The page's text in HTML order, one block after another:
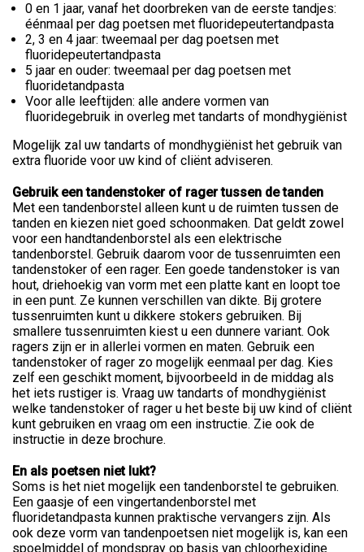
0 en 1 jaar, vanaf het doorbreken van de eerste tandjes:
éénmaal per dag poetsen met fluoridepeutertandpasta
2, 3 en 4 jaar: tweemaal per dag poetsen met
fluoridepeutertandpasta
5 jaar en ouder: tweemaal per dag poetsen met
fluoridetandpasta
Voor alle leeftijden: alle andere vormen van
fluoridegebruik in overleg met tandarts of mondhygiënist
Mogelijk zal uw tandarts of mondhygiënist het gebruik van
extra fluoride voor uw kind of cliënt adviseren.
Gebruik een tandenstoker of rager tussen de tanden
Met een tandenborstel alleen kunt u de ruimten tussen de
tanden en kiezen niet goed schoonmaken. Dat geldt zowel
voor een handtandenborstel als een elektrische
tandenborstel. Gebruik daarom voor de tussenruimten een
tandenstoker of een rager. Een goede tandenstoker is van
hout, driehoekig van vorm met een platte kant en loopt toe
in een punt. Ze kunnen verschillen van dikte. Bij grotere
tussenruimten kunt u dikkere stokers gebruiken. Bij
smallere tussenruimten kiest u een dunnere variant. Ook
ragers zijn er in allerlei vormen en maten. Gebruik een
tandenstoker of rager zo mogelijk eenmaal per dag. Kies
zelf een geschikt moment, bijvoorbeeld in de middag als
het iets rustiger is. Vraag uw tandarts of mondhygiënist
welke tandenstoker of rager u het beste bij uw kind of cliënt
kunt gebruiken en vraag om een instructie. Zie ook de
instructie in deze brochure.
En als poetsen niet lukt?
Soms is het niet mogelijk een tandenborstel te gebruiken.
Een gaasje of een vingertandenborstel met
fluoridetandpasta kunnen praktische vervangers zijn. Als
ook deze vorm van tandenpoetsen niet mogelijk is, kan een
spoelmiddel of mondspray op basis van chloorhexidine